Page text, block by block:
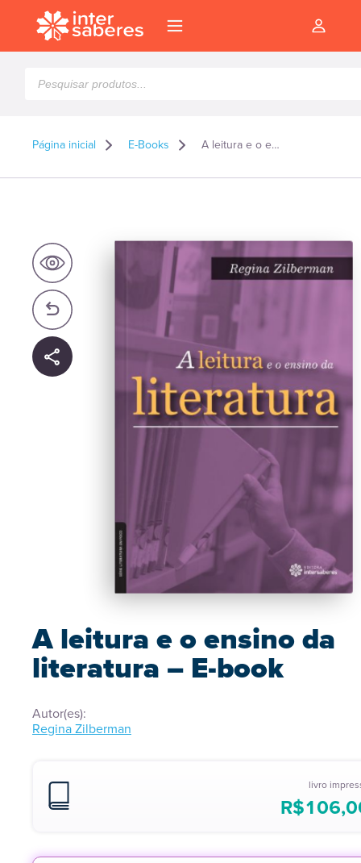
produtos
Página inicial E-Books A leitura e o ensino da literatura – E-book
A leitura e o ensino da
literatura – E-book
Autor(es):
Regina Zilberman
livro
R$